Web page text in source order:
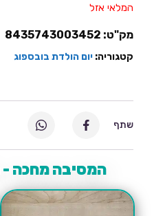
המלאי אזל
מק"ט: 8435743003452
קטגוריה: יום הולדת בובספוג
המסיבה מחכה -
שתף